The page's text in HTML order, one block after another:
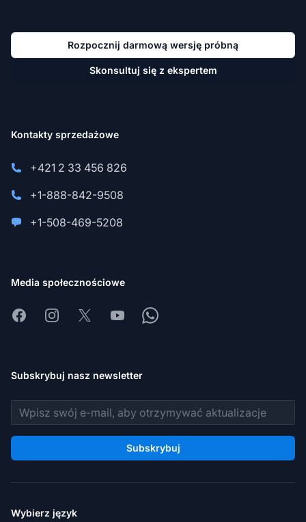
Rozpocznij darmową wersję próbną
Skonsultuj się z ekspertem
Kontakty sprzedażowe
+421 2 33 456 826
+1-888-842-9508
+1-508-469-5208
Media społecznościowe
FacebookInstagram
X YoutubeWhatsapp
Subskrybuj nasz newsletter
Adres e-mail
Subskrybuj
Wybierz język